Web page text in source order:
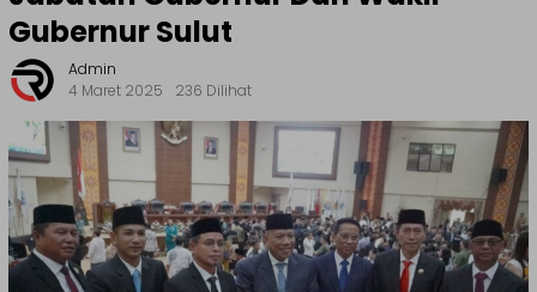
Gubernur Sulut
Admin
4 Maret 2025
236 Dilihat